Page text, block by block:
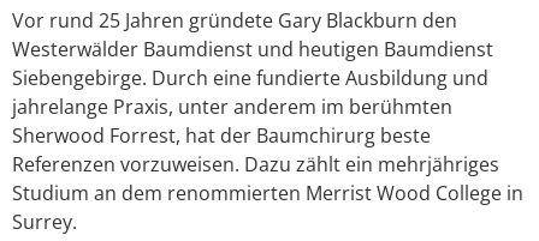
Vor rund 25 Jahren gründete Gary Blackburn den
Westerwälder Baumdienst und heutigen Baumdienst
Siebengebirge. Durch eine fundierte Ausbildung und
jahrelange Praxis, unter anderem im berühmten
Sherwood Forrest, hat der Baumchirurg beste
Referenzen vorzuweisen. Dazu zählt ein mehrjähriges
Studium an dem renommierten Merrist Wood College in
Surrey.